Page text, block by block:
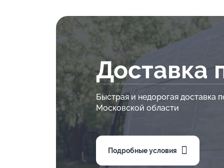
Доставка
Быстрая и недорогая доставка
Московской области
Подробные условия